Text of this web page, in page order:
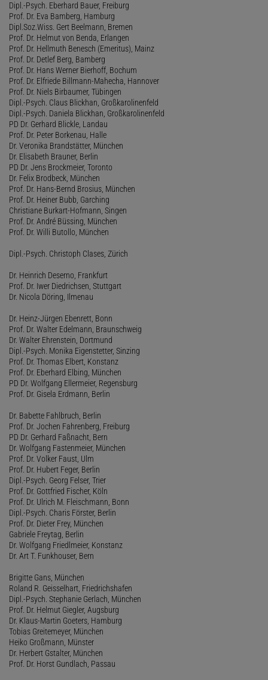
Dipl.-Psych. Eberhard Bauer, Freiburg
Prof. Dr. Eva Bamberg, Hamburg
Dipl.Soz.Wiss. Gert Beelmann, Bremen
Prof. Dr. Helmut von Benda, Erlangen
Prof. Dr. Hellmuth Benesch (Emeritus), Mainz
Prof. Dr. Detlef Berg, Bamberg
Prof. Dr. Hans Werner Bierhoff, Bochum
Prof. Dr. Elfriede Billmann-Mahecha, Hannover
Prof. Dr. Niels Birbaumer, Tübingen
Dipl.-Psych. Claus Blickhan, Großkarolinenfeld
Dipl.-Psych. Daniela Blickhan, Großkarolinenfeld
PD Dr. Gerhard Blickle, Landau
Prof. Dr. Peter Borkenau, Halle
Dr. Veronika Brandstätter, München
Dr. Elisabeth Brauner, Berlin
PD Dr. Jens Brockmeier, Toronto
Dr. Felix Brodbeck, München
Prof. Dr. Hans-Bernd Brosius, München
Prof. Dr. Heiner Bubb, Garching
Christiane Burkart-Hofmann, Singen
Prof. Dr. André Büssing, München
Prof. Dr. Willi Butollo, München
Dipl.-Psych. Christoph Clases, Zürich
Dr. Heinrich Deserno, Frankfurt
Prof. Dr. Iwer Diedrichsen, Stuttgart
Dr. Nicola Döring, Ilmenau
Dr. Heinz-Jürgen Ebenrett, Bonn
Prof. Dr. Walter Edelmann, Braunschweig
Dr. Walter Ehrenstein, Dortmund
Dipl.-Psych. Monika Eigenstetter, Sinzing
Prof. Dr. Thomas Elbert, Konstanz
Prof. Dr. Eberhard Elbing, München
PD Dr. Wolfgang Ellermeier, Regensburg
Prof. Dr. Gisela Erdmann, Berlin
Dr. Babette Fahlbruch, Berlin
Prof. Dr. Jochen Fahrenberg, Freiburg
PD Dr. Gerhard Faßnacht, Bern
Dr. Wolfgang Fastenmeier, München
Prof. Dr. Volker Faust, Ulm
Prof. Dr. Hubert Feger, Berlin
Dipl.-Psych. Georg Felser, Trier
Prof. Dr. Gottfried Fischer, Köln
Prof. Dr. Ulrich M. Fleischmann, Bonn
Dipl.-Psych. Charis Förster, Berlin
Prof. Dr. Dieter Frey, München
Gabriele Freytag, Berlin
Dr. Wolfgang Friedlmeier, Konstanz
Dr. Art T. Funkhouser, Bern
Brigitte Gans, München
Roland R. Geisselhart, Friedrichshafen
Dipl.-Psych. Stephanie Gerlach, München
Prof. Dr. Helmut Giegler, Augsburg
Dr. Klaus-Martin Goeters, Hamburg
Tobias Greitemeyer, München
Heiko Großmann, Münster
Dr. Herbert Gstalter, München
Prof. Dr. Horst Gundlach, Passau